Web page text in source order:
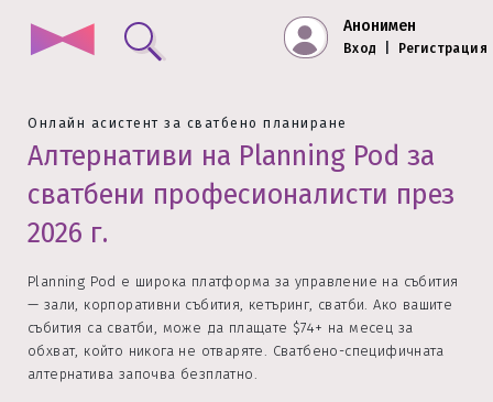
Анонимен
Вход Регистрация
Онлайн асистент за сватбено планиране
Алтернативи на Planning Pod за
сватбени професионалисти през
2026 г.
Planning Pod е широка платформа за управление на събития
— зали, корпоративни събития, кетъринг, сватби. Ако вашите
събития са сватби, може да плащате $74+ на месец за
обхват, който никога не отваряте. Сватбено-специфичната
алтернатива започва безплатно.